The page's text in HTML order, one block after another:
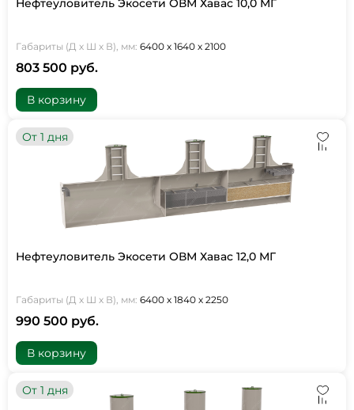
Нефтеуловитель Экосети ОВМ Хавас 10,0 МГ
Габариты (Д х Ш х В), мм: 6400 х 1640 х 2100
803 500 руб.
В корзину
От 1 дня
Нефтеуловитель Экосети ОВМ Хавас 12,0 МГ
Габариты (Д х Ш х В), мм: 6400 х 1840 х 2250
990 500 руб.
В корзину
От 1 дня